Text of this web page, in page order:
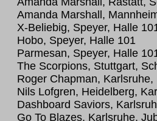
Amanda Marshall,
X-Beliebig, Speyer, Halle
Hobo, Speyer, Halle 101
Parmesan, Speyer, Halle
The Scorpions, Stuttgart,
Roger Chapman,
Nils Lofgren, Heidelberg,
Dashboard Saviors,
Go To Blazes, Karlsruhe,